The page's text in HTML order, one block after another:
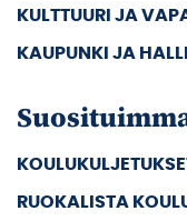
KULTTUURI JA
KAUPUNKI JA
RUOKALISTA